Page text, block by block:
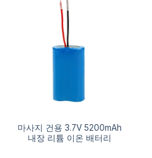
마사지 건용 3.7V 5200mAh
내장 리튬 이온 배터리